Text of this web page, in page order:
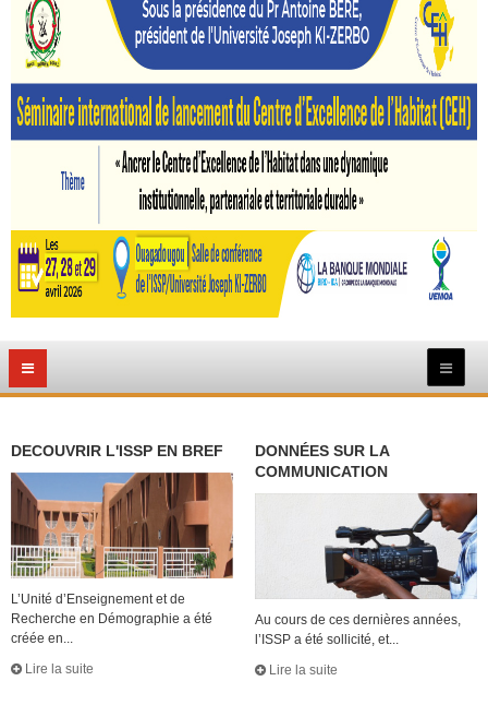
DECOUVRIR L'ISSP EN BREF
L’Unité d’Enseignement et de
Recherche en Démographie a été
créée en...
Lire la suite
DONNÉES SUR LA
COMMUNICATION
Au cours de ces dernières années,
l’ISSP a été sollicité, et...
Lire la suite